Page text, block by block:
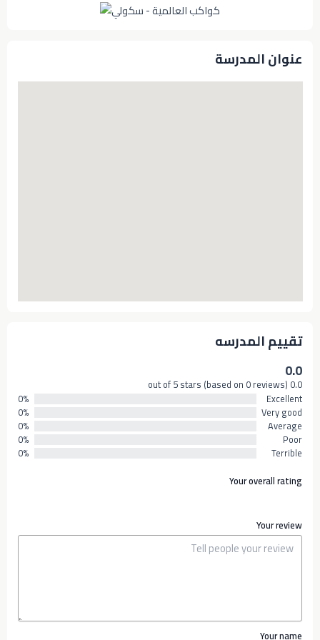
عنوان المدرسة
تقييم المدرسه
0.0
0.0 out of 5 stars (based on 0 reviews)
Excellent
0%
Very good
0%
Average
0%
Poor
0%
Terrible
0%
Your overall rating
Your review
Your name